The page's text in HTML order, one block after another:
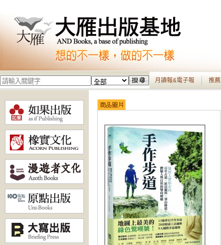
月讀報&電子報 推